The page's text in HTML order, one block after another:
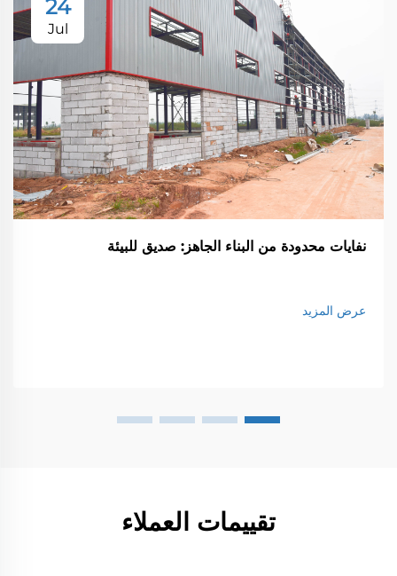
24
Jul
نفايات محدودة من البناء الجاهز: صديق للبيئة
عرض المزيد
تقييمات العملاء